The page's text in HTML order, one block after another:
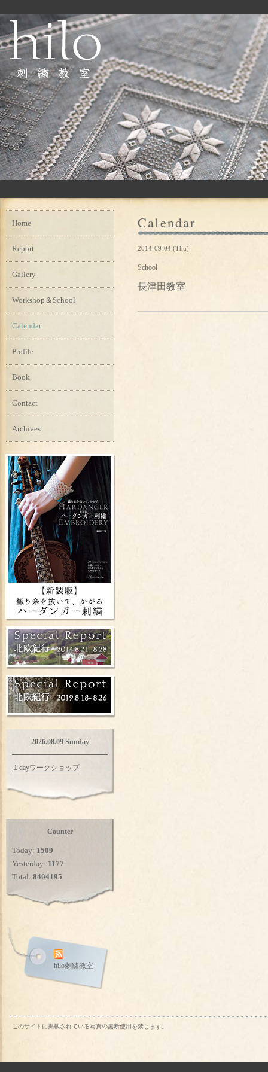
Calendar
2014-09-04 (Thu)
School
長津田教室
Home
Report
Gallery
Workshop＆School
Calendar
Profile
Book
Contact
Archives
2026.08.09 Sunday
１dayワークショップ
Counter
Today: 1509
Yesterday: 1177
Total: 8404195
hilo刺繍教室
このサイトに掲載されている写真の無断使用を禁じます。